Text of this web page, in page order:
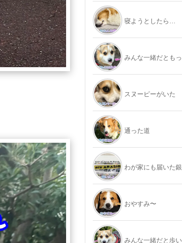
寝ようとしたら…
みんな一緒だとも
スヌーピーがいた
通った道
わが家にも届いた
おやすみ〜
みんな一緒だと歩